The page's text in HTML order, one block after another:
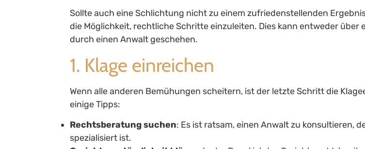
Sollte auch eine Schlichtung nicht zu einem zufriedenstellenden
die Möglichkeit, rechtliche Schritte einzuleiten. Dies kann entweder über
durch einen Anwalt geschehen.
1. Klage einreichen
Wenn alle anderen Bemühungen scheitern, ist der letzte Schritt die
einige Tipps:
Rechtsberatung suchen: Es ist ratsam, einen Anwalt zu konsultieren,
spezialisiert ist.